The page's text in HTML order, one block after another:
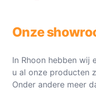
Onze
In Rhoon hebben wij
u al onze producten
Onder andere meer